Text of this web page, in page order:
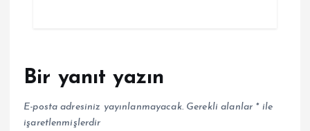
Bir yanıt yazın
E-posta adresiniz yayınlanmayacak. Gerekli alanlar *ile
işaretlenmişlerdir